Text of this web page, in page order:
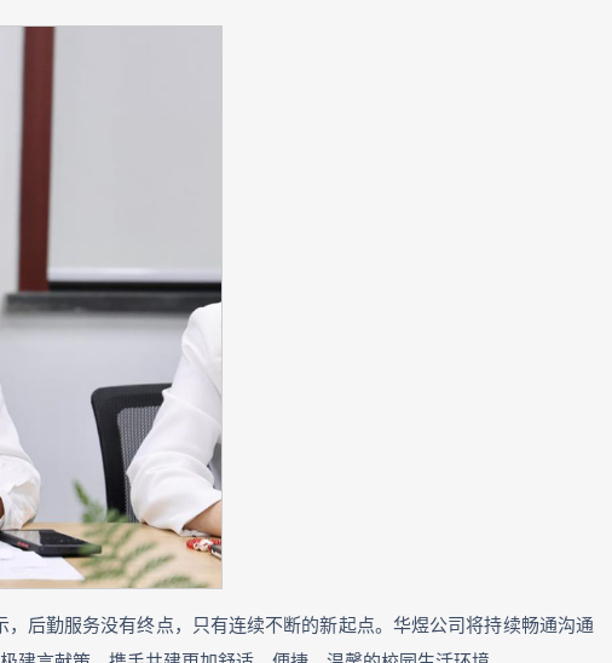
后勤服务没有终点，只有连续不断的新起点。华煜公司将持续畅通沟通